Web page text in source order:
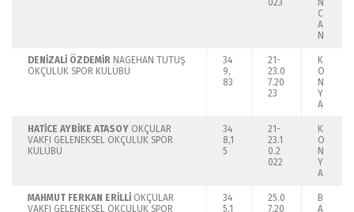
023
N
C
A
N
DENİZALİ ÖZDEMİR NAGEHAN TUTUŞ
OKÇULUK SPOR KULÜBÜ
34
9,
83
21-
23.0
7.20
23
K
O
N
Y
A
HATİCE AYBİKE ATASOY OKÇULAR
VAKFI GELENEKSEL OKÇULUK SPOR
KULÜBÜ
34
8,1
5
21-
23.1
0.2
022
K
O
N
Y
A
MAHMUT FERKAN ERİLLİ OKÇULAR
VAKFI GELENEKSEL OKÇULUK SPOR
34
5,1
25.0
7.20
B
A